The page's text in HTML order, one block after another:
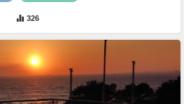
326